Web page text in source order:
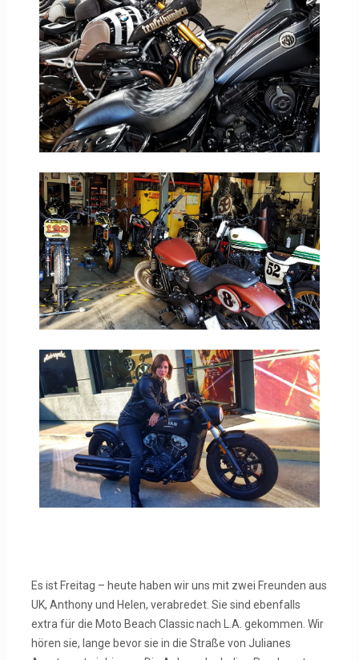
Es ist Freitag – heute haben wir uns mit zwei Freunden aus
UK, Anthony und Helen, verabredet. Sie sind ebenfalls
extra für die Moto Beach Classic nach L.A. gekommen. Wir
hören sie, lange bevor sie in die Straße von Julianes